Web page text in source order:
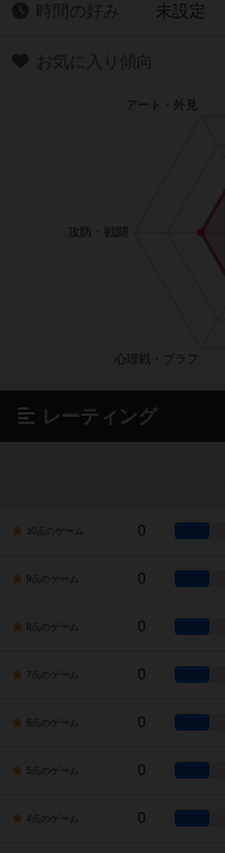
未設定
レーティング
10点のゲーム 0
9点のゲーム 0
8点のゲーム 0
7点のゲーム 0
6点のゲーム 0
5点のゲーム 0
4点のゲーム 0